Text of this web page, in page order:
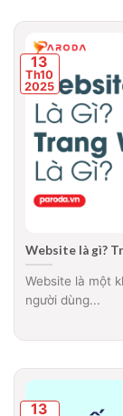
Website là gì?
Website là một
người dùng...
13
Th10
2025
13